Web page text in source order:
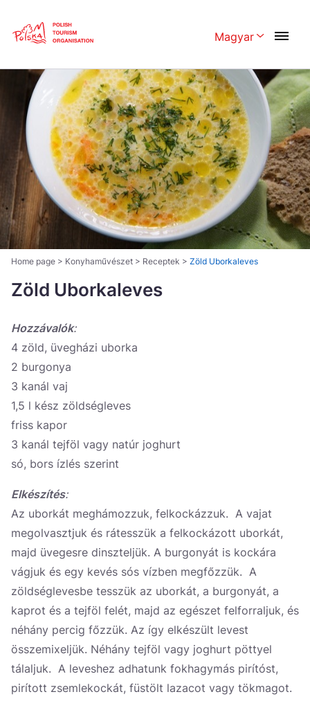
Magyar
Polski English
Česká 中国
Dansk Deutschland
Español Français
Italiano Magyar
Nederlands 日本語
Português Norsk
Suomi Svenska
Zamknij
Home page > Konyhaművészet > Receptek > Zöld Uborkaleves
Zöld Uborkaleves
Hozzávalók:
4 zöld, üvegházi uborka
2 burgonya
3 kanál vaj
1,5 l kész zöldségleves
friss kapor
3 kanál tejföl vagy natúr joghurt
só, bors ízlés szerint
Elkészítés:
Az uborkát meghámozzuk, felkockázzuk. A vajat
megolvasztjuk és rátesszük a felkockázott uborkát,
majd üvegesre dinszteljük. A burgonyát is kockára
vágjuk és egy kevés sós vízben megfőzzük. A
zöldséglevesbe tesszük az uborkát, a burgonyát, a
kaprot és a tejföl felét, majd az egészet felforraljuk, és
néhány percig főzzük. Az így elkészült levest
összemixeljük. Néhány tejföl vagy joghurt pöttyel
tálaljuk. A leveshez adhatunk fokhagymás pirítóst,
pirított zsemlekockát, füstölt lazacot vagy tökmagot.